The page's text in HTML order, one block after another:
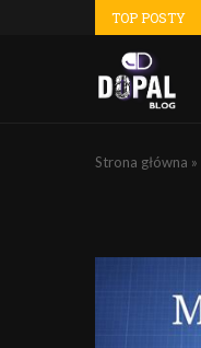
TOP POSTY
Strona główna »